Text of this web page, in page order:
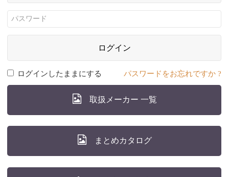
ログイン
ログインしたままにする パスワードをお忘れですか ?
取扱メーカー 一覧
まとめカタログ